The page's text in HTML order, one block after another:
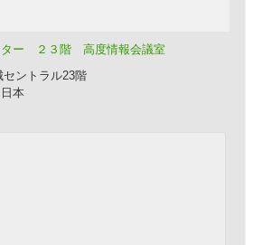
ター ２３階 高度情報会議室
ントラル23階
日本